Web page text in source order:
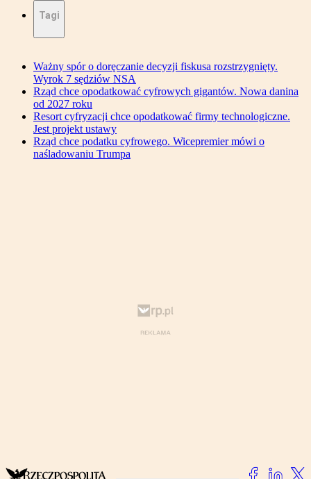
Tagi
Ważny spór o doręczanie decyzji fiskusa rozstrzygnięty.
Wyrok 7 sędziów NSA
Rząd chce opodatkować cyfrowych gigantów. Nowa danina
od 2027 roku
Resort cyfryzacji chce opodatkować firmy technologiczne.
Jest projekt ustawy
Rząd chce podatku cyfrowego. Wicepremier mówi o
naśladowaniu Trumpa